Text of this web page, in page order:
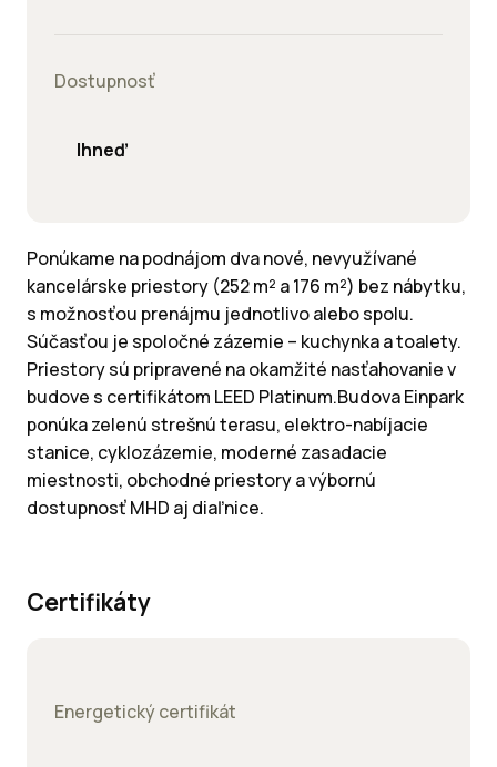
Dostupnosť
Ihneď
Ponúkame na podnájom dva nové, nevyužívané
kancelárske priestory (252 m² a 176 m²) bez nábytku,
s možnosťou prenájmu jednotlivo alebo spolu.
Súčasťou je spoločné zázemie – kuchynka a toalety.
Priestory sú pripravené na okamžité nasťahovanie v
budove s certifikátom LEED Platinum.Budova Einpark
ponúka zelenú strešnú terasu, elektro-nabíjacie
stanice, cyklozázemie, moderné zasadacie
miestnosti, obchodné priestory a výbornú
dostupnosť MHD aj diaľnice.
Certifikáty
Energetický certifikát